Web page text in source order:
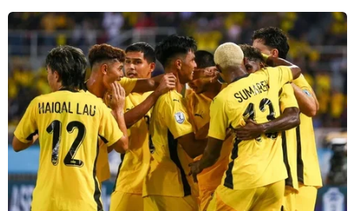
Máy bay của Hãng hàng không Nordwind Airlines. (Nguồn:
cuba.detailzero.com)
Đơn vị lữ hành Nga Pegas Touristik cho biết các
đường bay thẳng kết nối Nga và các điểm du
lịch nổi tiếng của Cuba là Varadero và Cayo
Coco sẽ hoạt động trở lại từ ngày 1/10 tới.